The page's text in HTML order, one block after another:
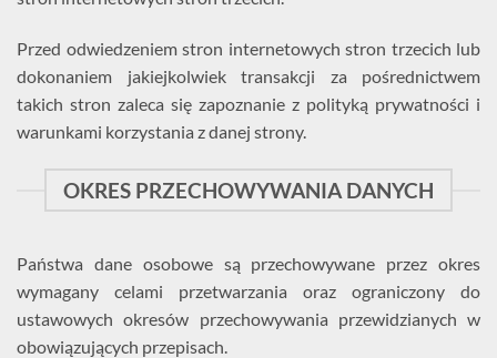
Przed odwiedzeniem stron internetowych stron trzecich lub
dokonaniem jakiejkolwiek transakcji za pośrednictwem
takich stron zaleca się zapoznanie z polityką prywatności i
warunkami korzystania z danej strony.
OKRES PRZECHOWYWANIA DANYCH
Państwa dane osobowe są przechowywane przez okres
wymagany celami przetwarzania oraz ograniczony do
ustawowych okresów przechowywania przewidzianych w
obowiązujących przepisach.